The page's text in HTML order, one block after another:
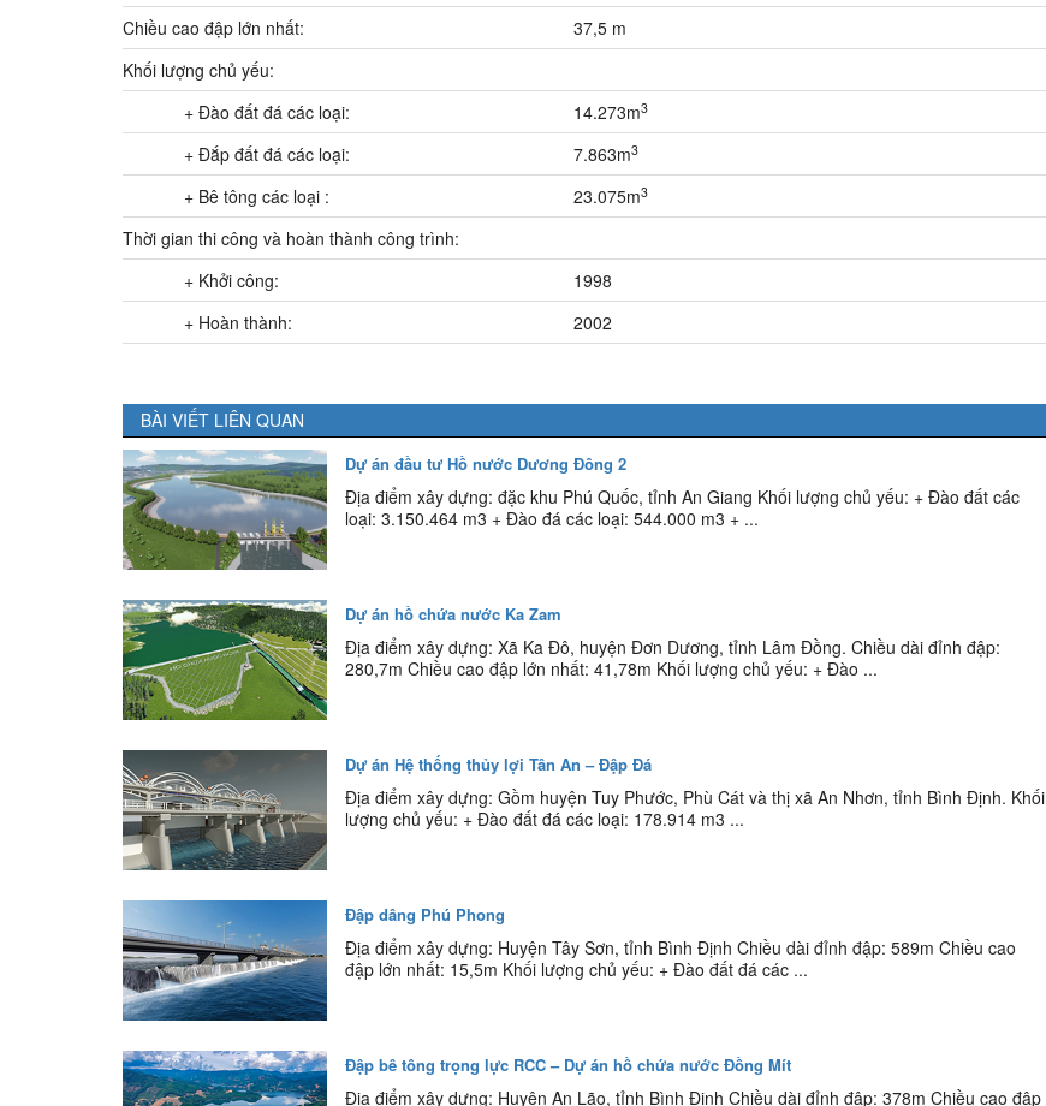
Chiều cao đập lớn nhất:
37,5 m
Khối lượng chủ yếu:
+ Đào đất đá các loại:
14.273m3
+ Đắp đất đá các loại: 7.863m3
+ Bê tông các loại : 23.075m3
Thời gian thi công và hoàn thành công trình:
+ Khởi công:
1998
+ Hoàn thành:
2002
BÀI VIẾT LIÊN QUAN
Dự án đầu tư Hồ nước Dương Đông 2
Địa điểm xây dựng: đặc khu Phú Quốc, tỉnh An Giang Khối lượng chủ yếu: + Đào đất các
loại: 3.150.464 m3 + Đào đá các loại: 544.000 m3 + ...
Dự án hồ chứa nước Ka Zam
Địa điểm xây dựng: Xã Ka Đô, huyện Đơn Dương, tỉnh Lâm Đồng. Chiều dài đỉnh đập:
280,7m Chiều cao đập lớn nhất: 41,78m Khối lượng chủ yếu: + Đào ...
Dự án Hệ thống thủy lợi Tân An – Đập Đá
Địa điểm xây dựng: Gồm huyện Tuy Phước, Phù Cát và thị xã An Nhơn, tỉnh Bình Định. Khối
lượng chủ yếu: + Đào đất đá các loại: 178.914 m3 ...
Đập dâng Phú Phong
Địa điểm xây dựng: Huyện Tây Sơn, tỉnh Bình Định Chiều dài đỉnh đập: 589m Chiều cao
đập lớn nhất: 15,5m Khối lượng chủ yếu: + Đào đất đá các ...
Đập bê tông trọng lực RCC – Dự án hồ chứa nước Đồng Mít
Địa điểm xây dựng: Huyện An Lão, tỉnh Bình Định Chiều dài đỉnh đập: 378m Chiều cao đập